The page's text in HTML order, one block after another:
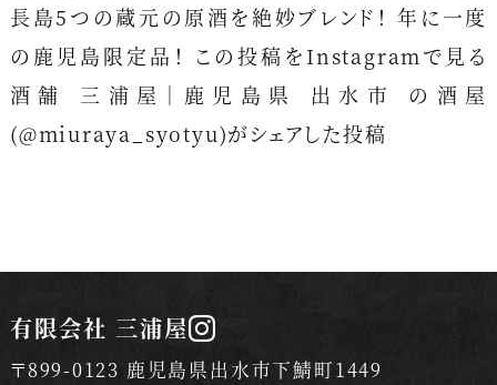
長島5つの蔵元の原酒を絶妙ブレンド！ 年に一度
の鹿児島限定品！ この投稿をInstagramで見る
酒舗 三浦屋｜鹿児島県 出水市 の酒屋
(@miuraya_syotyu)がシェアした投稿
有限会社 三浦屋
〒899-0123 鹿児島県出水市下鯖町1449